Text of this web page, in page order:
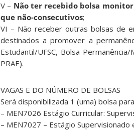
V – Não ter recebido bolsa
que não-consecutivos;
VI – Não receber outras bolsas de
destinados a promover a
Estudantil/UFSC, Bolsa
PRAE).
VAGAS E DO NÚMERO DE BOLSAS
Será disponibilizada 1 (uma) bolsa
– MEN7026 Estágio Curricular:
– MEN7027 – Estágio Supervisionado